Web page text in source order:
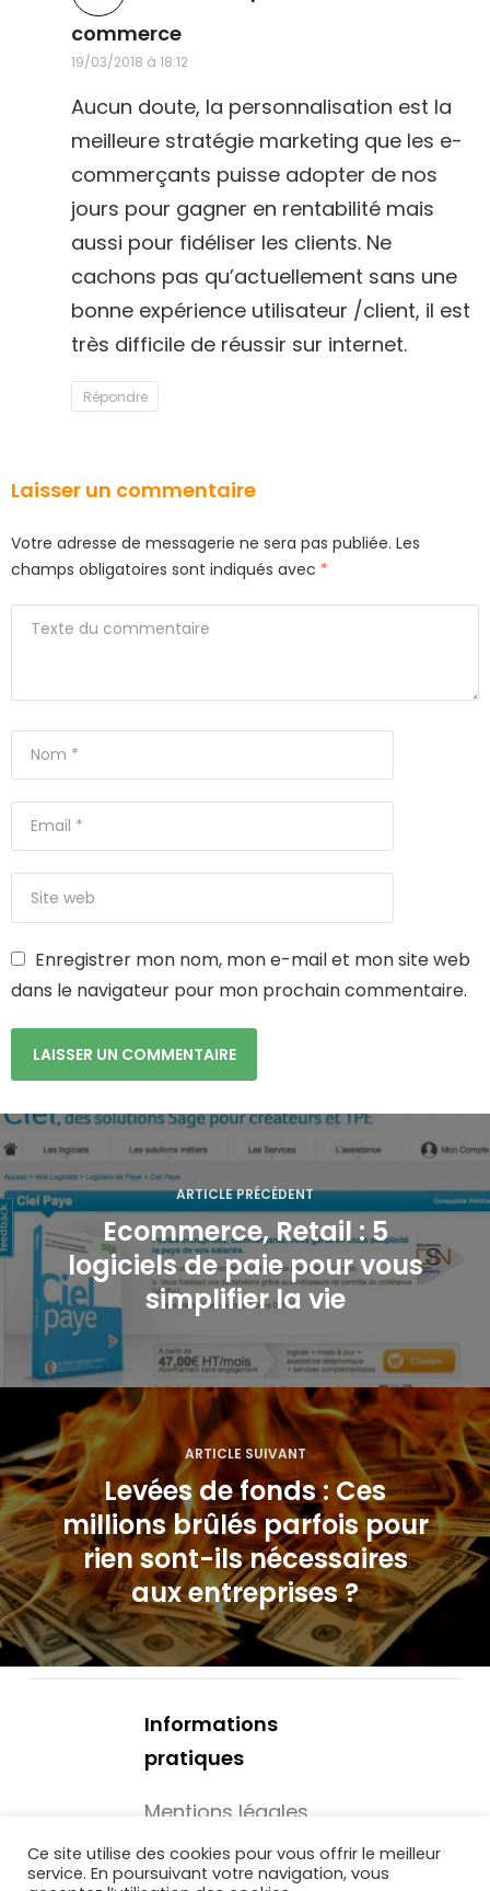
commerced
i
t
:
19/03/2018 à 18:12
Aucun doute, la personnalisation est la
meilleure stratégie marketing que les e-
commerçants puisse adopter de nos
jours pour gagner en rentabilité mais
aussi pour fidéliser les clients. Ne
cachons pas qu’actuellement sans une
bonne expérience utilisateur /client, il est
très difficile de réussir sur internet.
Répondre
Laisser un commentaire
Votre adresse de messagerie ne sera pas publiée. Les
champs obligatoires sont indiqués avec *
Enregistrer mon nom, mon e-mail et mon site web
dans le navigateur pour mon prochain commentaire.
N
a
v
i
i
o
n
d
e
ARTICLE PRÉCÉDENT
Ecommerce, Retail : 5
logiciels de paie pour vous
simplifier la vie
ARTICLE SUIVANT
Levées de fonds : Ces
millions brûlés parfois pour
rien sont-ils nécessaires
aux entreprises ?
Informations
pratiques
Mentions légales
Mécénat -
Associations
Ce site utilise des cookies pour vous offrir le meilleur
service. En poursuivant votre navigation, vous